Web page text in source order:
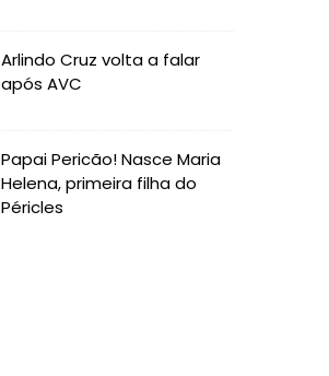
Arlindo Cruz volta a falar
após AVC
Papai Pericão! Nasce Maria
Helena, primeira filha do
Péricles